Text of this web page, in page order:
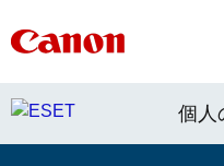
個人